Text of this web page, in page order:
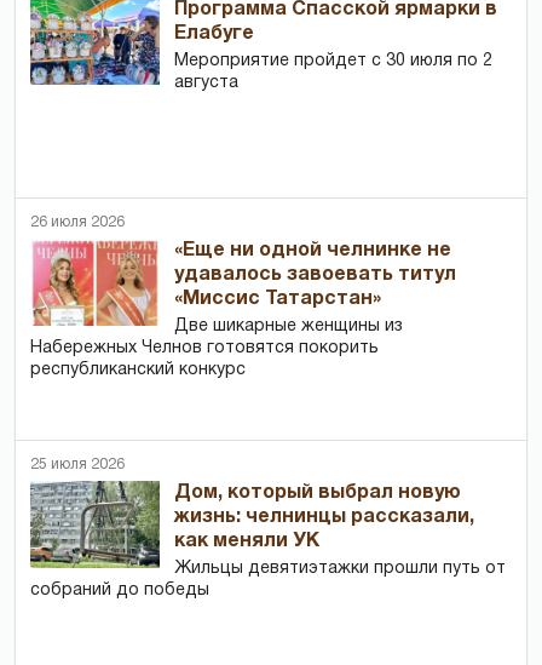
Программа Спасской ярмарки в
Елабуге
Мероприятие пройдет с 30 июля по 2
августа
26 июля 2026
«Еще ни одной челнинке не
удавалось завоевать титул
«Миссис Татарстан»
Две шикарные женщины из
Набережных Челнов готовятся покорить
республиканский конкурс
25 июля 2026
Дом, который выбрал новую
жизнь: челнинцы рассказали,
как меняли УК
Жильцы девятиэтажки прошли путь от
собраний до победы